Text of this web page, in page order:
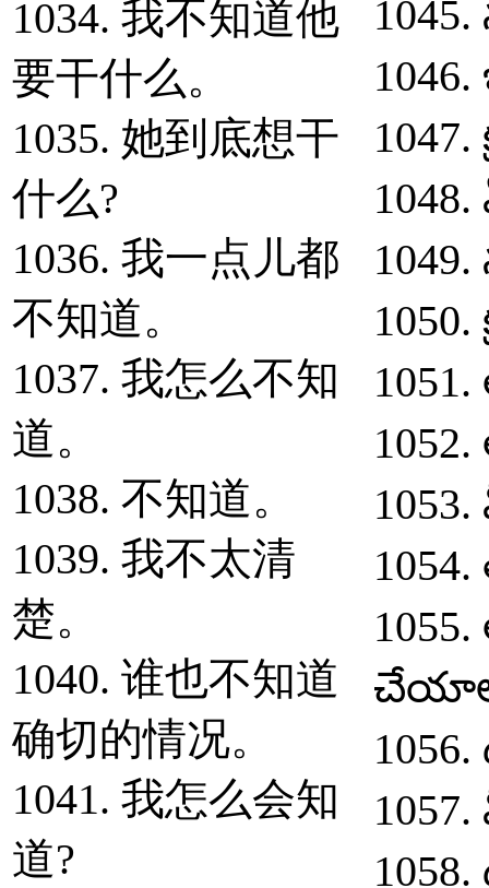
1034. 我不知道他
要干什么。
1035. 她到底想干
什么?
1036. 我一点儿都
不知道。
1037. 我怎么不知
道。
1038. 不知道。
1039. 我不太清
楚。
1040. 谁也不知道
确切的情况。
1041. 我怎么会知
道?